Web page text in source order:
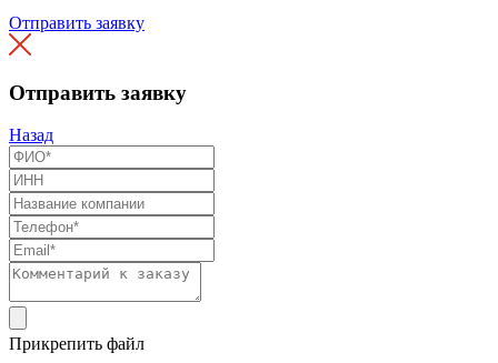
Отправить заявку
Отправить заявку
Назад
Прикрепить файл